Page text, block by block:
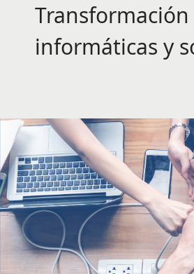
informáticas y